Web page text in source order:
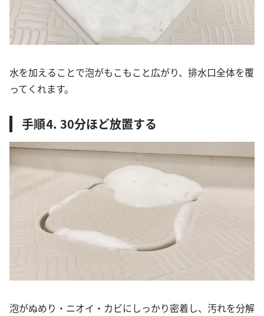
水を加えることで泡がもこもこと広がり、排水口全体を覆
ってくれます。
手順⒋ 30分ほど放置する
泡がぬめり・ニオイ・カビにしっかり密着し、汚れを分解